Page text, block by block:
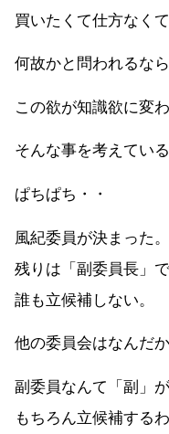
買いたくて仕方なく
何故かと問われるな
この欲が知識欲に変
そんな事を考えてい
ぱちぱち・・
風紀委員が決まった。
残りは「副委員長」で
誰も立候補しない。
他の委員会はなんだ
副委員なんて「副」
もちろん立候補する